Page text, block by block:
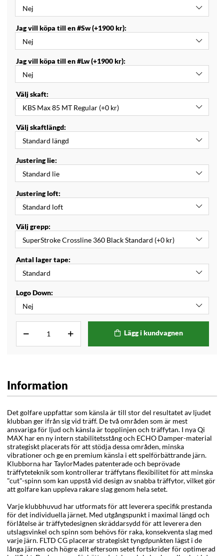
Jag vill köpa till en #Sw (+1900 kr):
Jag vill köpa till en #Lw (+1900 kr):
Välj skaft:
Välj skaftlängd:
Justering lie:
Justering loft:
Välj grepp:
Antal lager tape:
Logo Down:
Lägg i kundvagnen
Information
Det golfare uppfattar som känsla är till stor del resultatet av ljudet
klubban ger ifrån sig vid träff. De två områden som är mest
ansvariga för ljud och känsla är topplinjen och träffytan. I nya Qi
MAX har en ny intern stabilitetsstång och ECHO Damper-material
strategiskt placerats för att stödja dessa områden, minska
vibrationer och ge en premium känsla i ett spelförbättrande järn.
Klubborna har TaylorMades patenterade och beprövade
träffyteteknik som kontrollerar träffytans flexibilitet för att minska
"cut"-spinn som kan uppstå vid design av snabba träffytor, vilket gör
att golfare kan uppleva rakare slag genom hela setet.
Varje klubbhuvud har utformats för att leverera specifik prestanda
för det individuella järnet. Med utgångspunkt i maximal längd och
förlåtelse är träffytedesignen skräddarsydd för att leverera den
utslagsvinkel och spinn som behövs för raka, konsekventa slag med
varje järn. FLTD CG placerar strategiskt tyngdpunkten lägst i de
långa järnen och högre allt eftersom setet fortskrider för optimerad